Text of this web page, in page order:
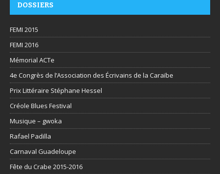
DOSSIERS
FEMI 2015
FEMI 2016
Mémorial ACTe
4e Congrès de l’Association des Écrivains de la Caraïbe
Prix Littéraire Stéphane Hessel
Créole Blues Festival
Musique – gwoka
Rafael Padilla
Carnaval Guadeloupe
Fête du Crabe 2015-2016